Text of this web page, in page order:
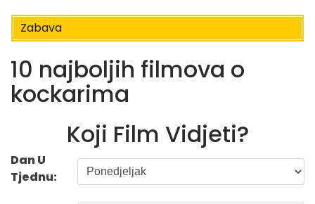
Zabava
10 najboljih filmova o
kockarima
Koji Film Vidjeti?
Dan U
Tjednu: